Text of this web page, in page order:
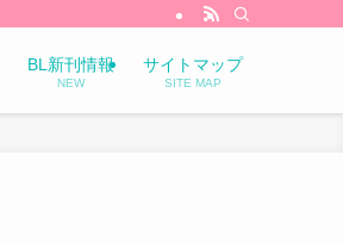
BL新刊情報
NEW
サイトマップ
SITE MAP